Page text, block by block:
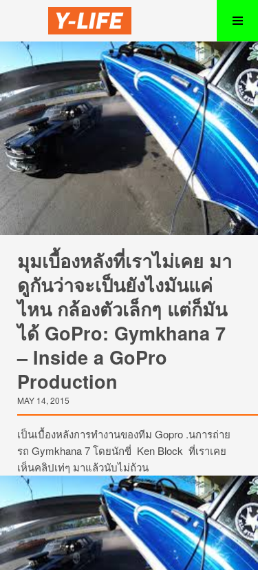
มุมเบื้องหลังที่เราไม่เคย มา
ดูกันว่าจะเป็นยังไงมันแค่
ไหน กล้องตัวเล็กๆ แต่ก็มัน
ได้ GoPro: Gymkhana 7
– Inside a GoPro
Production
MAY 14, 2015
เป็นเบื้องหลังการทำงานของทีม Gopro .นการถ่าย
รถ Gymkhana 7 โดยนักขี่ Ken Block ที่เราเคย
เห็นคลิปเท่ๆ มาแล้วนับไม่ถ้วน